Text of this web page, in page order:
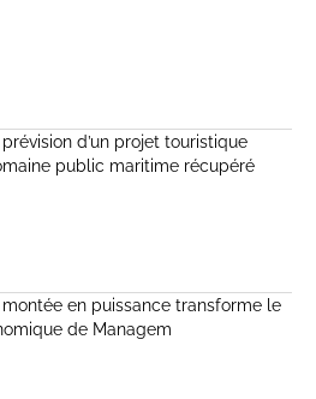
d’un projet touristique
public maritime récupéré
en puissance transforme le
de Managem